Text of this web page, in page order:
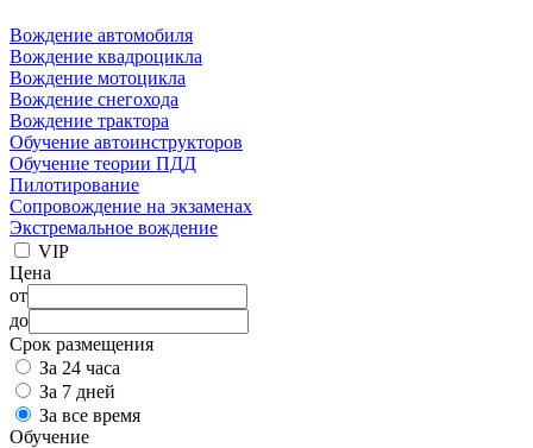
Вождение автомобиля
Вождение квадроцикла
Вождение мотоцикла
Вождение снегохода
Вождение трактора
Обучение автоинструкторов
Обучение теории ПДД
Пилотирование
Сопровождение на экзаменах
Экстремальное вождение
VIP
Цена
от
до
Срок размещения
За 24 часа
За 7 дней
За все время
Обучение